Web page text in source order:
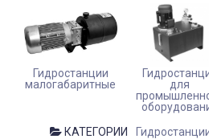
Гидростанции
малогабаритные
для
КАТЕГОРИИ